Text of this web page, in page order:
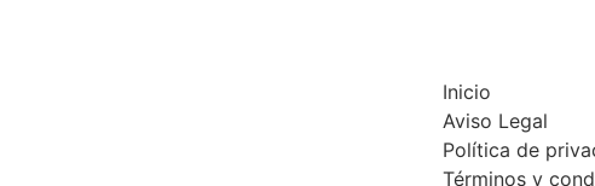
Inicio
Aviso Legal
Política de
Términos y